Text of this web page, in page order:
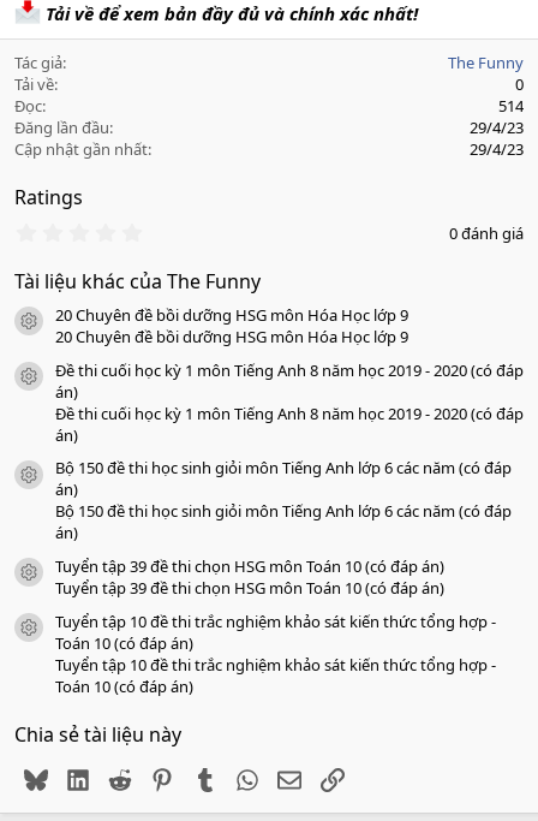
Tải về để xem bản đầy đủ và chính xác nhất!
Tác giả
The Funny
Tải về
0
Đọc
514
Đăng lần đầu
29/4/23
Cập nhật gần nhất
29/4/23
Ratings
0
0
s
a
o
0 đánh giá
Tài liệu khác của The Funny
icon tài liệu
20 Chuyên đề bồi dưỡng HSG môn Hóa Học lớp 9
20 Chuyên đề bồi dưỡng HSG môn Hóa Học lớp 9
icon tài liệu
Đề thi cuối học kỳ 1 môn Tiếng Anh 8 năm học 2019 - 2020 (có đáp
án)
Đề thi cuối học kỳ 1 môn Tiếng Anh 8 năm học 2019 - 2020 (có đáp
án)
icon tài liệu
Bộ 150 đề thi học sinh giỏi môn Tiếng Anh lớp 6 các năm (có đáp
án)
Bộ 150 đề thi học sinh giỏi môn Tiếng Anh lớp 6 các năm (có đáp
án)
icon tài liệu
Tuyển tập 39 đề thi chọn HSG môn Toán 10 (có đáp án)
Tuyển tập 39 đề thi chọn HSG môn Toán 10 (có đáp án)
icon tài liệu
Tuyển tập 10 đề thi trắc nghiệm khảo sát kiến thức tổng hợp -
Toán 10 (có đáp án)
Tuyển tập 10 đề thi trắc nghiệm khảo sát kiến thức tổng hợp -
Toán 10 (có đáp án)
Chia sẻ tài liệu này
BlueskyLinkedIn
Reddit PinterestTumblr WhatsApp
EmailLink